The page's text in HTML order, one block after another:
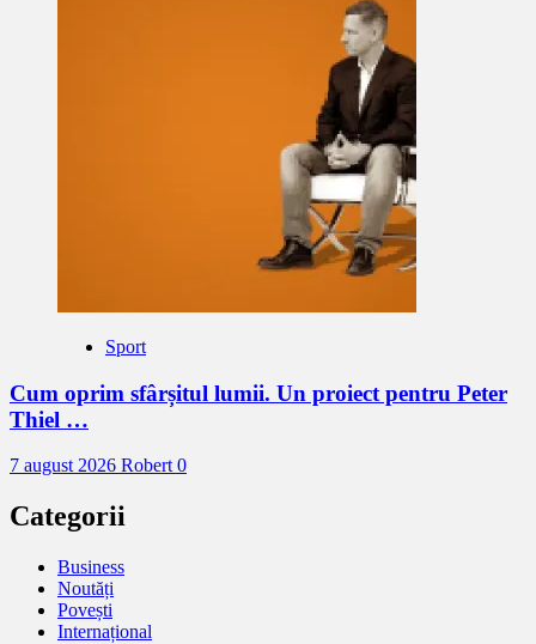
Sport
Cum oprim sfârșitul lumii. Un proiect pentru Peter
Thiel …
7 august 2026 Robert0
Categorii
Business
Noutăți
Povești
Internațional